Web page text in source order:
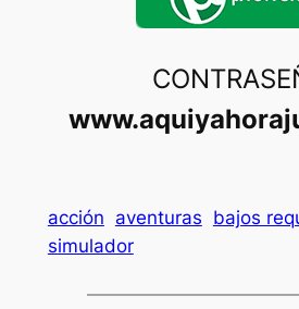
acción aventuras bajos
simulador